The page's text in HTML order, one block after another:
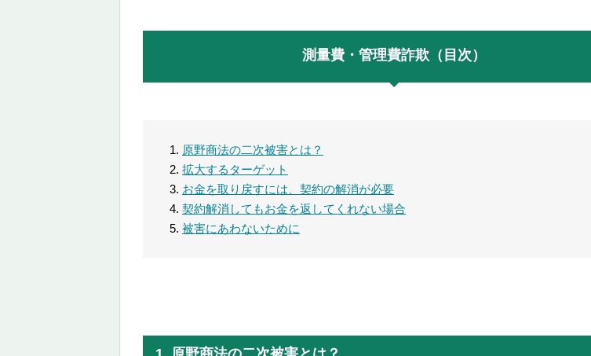
測量費・管理費詐欺（目次）
原野商法の二次被害とは？
拡大するターゲット
お金を取り戻すには、契約の解消が必要
契約解消してもお金を返してくれない場合
被害にあわないために